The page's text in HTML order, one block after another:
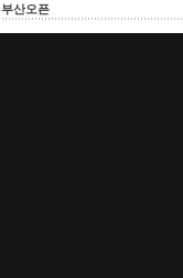
산오픈